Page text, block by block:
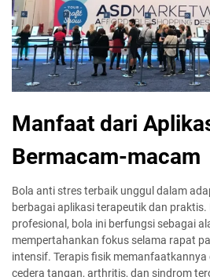
Manfaat dari
Bermacam-macam
Bola anti stres terbaik unggul dalam
berbagai aplikasi terapeutik dan praktis.
profesional, bola ini berfungsi sebagai
mempertahankan fokus selama rapat
intensif. Terapis fisik
cedera tangan, arthritis, dan sindrom